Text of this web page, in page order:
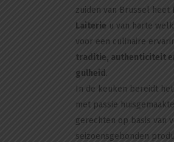
zuiden van Brussel heet
Laiterie u van harte
voor een culinaire
traditie, authenticiteit
gulheid .
In de keuken bereidt
met passie huisgemaakte
gerechten op basis van
seizoensgebonden